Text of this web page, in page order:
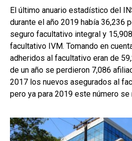
El último anuario estadístico del
durante el año 2019 había 36,236
seguro facultativo integral y
facultativo IVM. Tomando en
adheridos al facultativo eran de
de un año se perdieron 7,086
2017 los nuevos asegurados al
pero ya para 2019 este número se